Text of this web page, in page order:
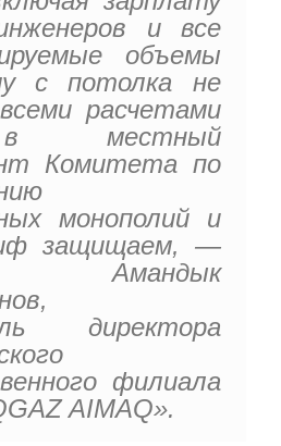
и все
объемы
с потолка не
расчетами
местный
Комитета по
монополий и
защищаем, —
Амандык
директора
филиала
AIMAQ».